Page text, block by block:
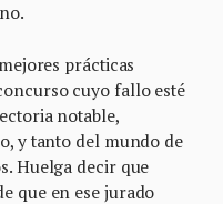
prácticas
cuyo fallo esté
notable,
y tanto del mundo de
Huelga decir que
que en ese jurado